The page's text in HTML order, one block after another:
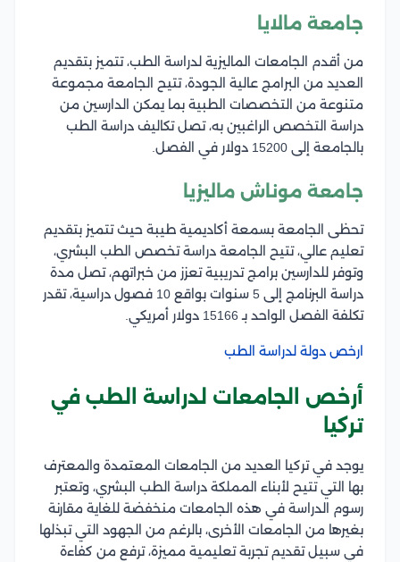
جامعة مالايا
من أقدم الجامعات الماليزية لدراسة الطب، تتميز بتقديم
العديد من البرامج عالية الجودة، تتيح الجامعة مجموعة
متنوعة من التخصصات الطبية بما يمكن الدارسين من
دراسة التخصص الراغبين به، تصل تكاليف دراسة الطب
بالجامعة إلى 15200 دولار في الفصل.
جامعة موناش ماليزيا
تحظى الجامعة بسمعة أكاديمية طيبة حيث تتميز بتقديم
تعليم عالي، تتيح الجامعة دراسة تخصص الطب البشري،
وتوفر للدارسين برامج تدريبية تعزز من خبراتهم، تصل مدة
دراسة البرنامج إلى 5 سنوات بواقع 10 فصول دراسية، تقدر
تكلفة الفصل الواحد بـ 15166 دولار أمريكي.
ارخص دولة لدراسة الطب
أرخص الجامعات لدراسة الطب في
تركيا
يوجد في تركيا العديد من الجامعات المعتمدة والمعترف
بها التي تتيح لأبناء المملكة دراسة الطب البشري، وتعتبر
رسوم الدراسة في هذه الجامعات منخفضة للغاية مقارنة
بغيرها من الجامعات الأخرى، بالرغم من الجهود التي تبذلها
في سبيل تقديم تجربة تعليمية مميزة، ترفع من كفاءة